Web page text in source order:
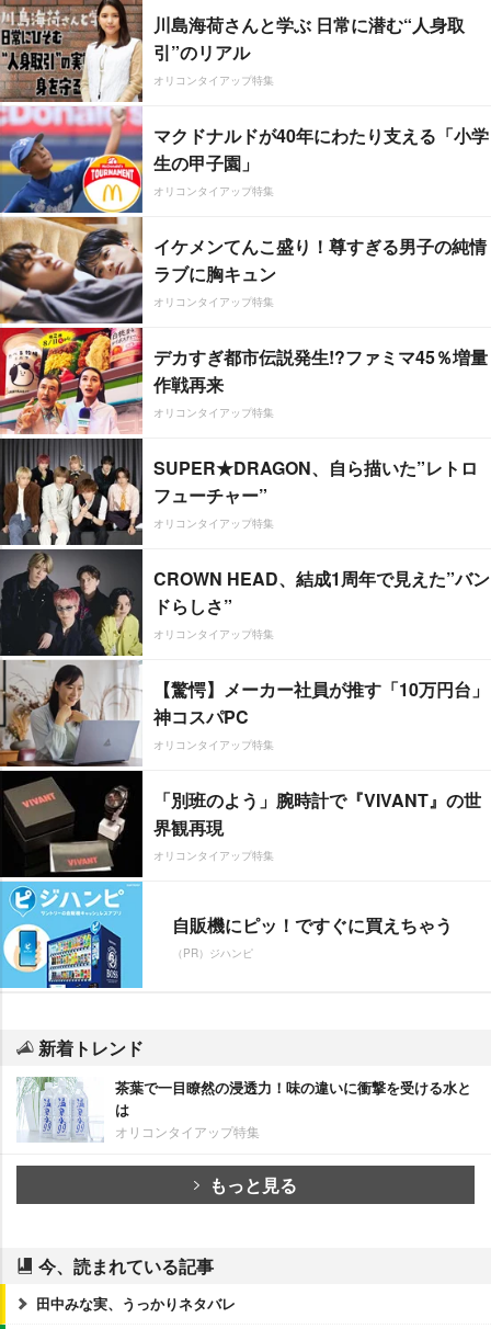
川島海荷さんと学ぶ 日常に潜む“人身取
引”のリアル
オリコンタイアップ特集
マクドナルドが40年にわたり支える「小学
生の甲子園」
オリコンタイアップ特集
イケメンてんこ盛り！尊すぎる男子の純情
ラブに胸キュン
オリコンタイアップ特集
デカすぎ都市伝説発生!?ファミマ45％増量
作戦再来
オリコンタイアップ特集
SUPER★DRAGON、自ら描いた”レトロ
フューチャー”
オリコンタイアップ特集
CROWN HEAD、結成1周年で見えた”バン
ドらしさ”
オリコンタイアップ特集
【驚愕】メーカー社員が推す「10万円台」
神コスパPC
オリコンタイアップ特集
「別班のよう」腕時計で『VIVANT』の世
界観再現
オリコンタイアップ特集
自販機にピッ！ですぐに買えちゃう
（PR）ジハンピ
新着トレンド
茶葉で一目瞭然の浸透力！味の違いに衝撃を受ける水と
は
オリコンタイアップ特集
もっと見る
今、読まれている記事
田中みな実、うっかりネタバレ